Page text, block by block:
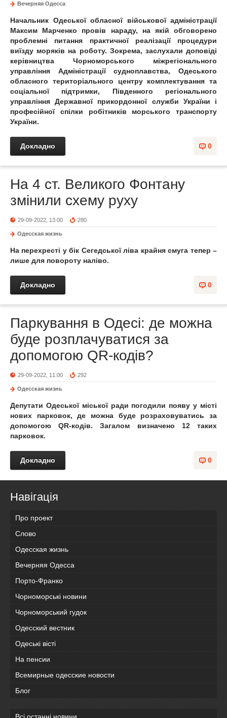
Вечерняя Одесса
Начальник Одеської обласної військової адміністрації
Максим Марченко провів нараду, на якій обговорено
проблемні питання практичної реалізації процедури
виїзду моряків на роботу. Зокрема, заслухали доповіді
керівництва Чорноморського міжрегіонального
управління Адміністрації судноплавства, Одеського
обласного територіального центру комплектування та
соціальної підтримки, Південного регіонального
управління Державної прикордонної служби України і
професійної спілки робітників морського транспорту
України.
0
Докладно
На 4 ст. Великого Фонтану
змінили схему руху
29-09-2022, 13:00 280
Одесская жизнь
На перехресті у бік Сегедської ліва крайня смуга тепер –
лише для повороту наліво.
0
Докладно
Паркування в Одесі: де можна
буде розплачуватися за
допомогою QR-кодів?
29-09-2022, 11:00 292
Одесская жизнь
Депутати Одеської міської ради погодили появу у місті
нових парковок, де можна буде розраховуватись за
допомогою QR-кодів. Загалом визначено 12 таких
парковок.
0
Докладно
Навігація
Про проект
Слово
Одесская жизнь
Вечерняя Одесса
Порто-Франко
Чорноморські новини
Чорноморський гудок
Одесский вестник
Одеськi вiстi
На пенсии
Всемирные одесские новости
Блог